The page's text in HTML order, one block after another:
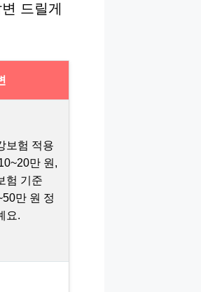
드릴게
보험 적용
만 원,
험 기준
만 원 정
요.